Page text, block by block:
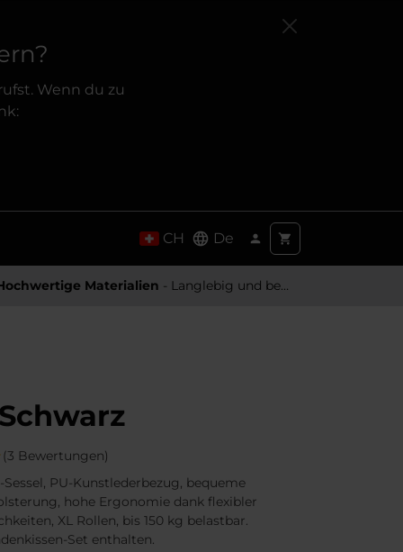
Wenn du zu
CH De
Materialien - Langlebig und besonders Angenehm
(3 Bewertungen)
PU-Kunstlederbezug, bequeme
hohe Ergonomie dank flexibler
XL Rollen, bis 150 kg belastbar.
Set enthalten.